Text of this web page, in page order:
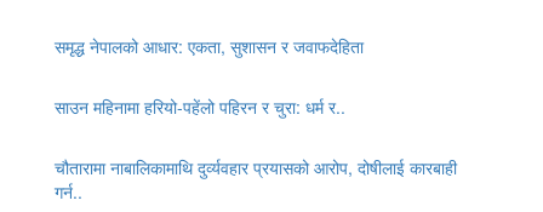
समृद्ध नेपालको आधार: एकता, सुशासन र जवाफदेहिता
साउन महिनामा हरियो-पहेंलो पहिरन र चुरा: धर्म र..
चौतारामा नाबालिकामाथि दुर्व्यवहार प्रयासको आरोप, दोषीलाई कारबाही
गर्न..